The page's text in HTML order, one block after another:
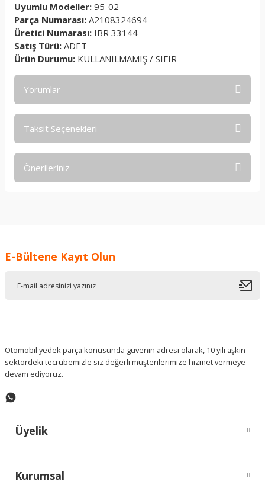
Uyumlu Modeller: 95-02
Parça Numarası: A2108324694
Üretici Numarası: IBR 33144
Satış Türü: ADET
Ürün Durumu: KULLANILMAMIŞ / SIFIR
Yorumlar
Taksit Seçenekleri
Önerileriniz
Ürün resmi kalitesiz, bozuk veya görüntülenemiyor.
E-Bültene Kayıt Olun
Otomobil yedek parça konusunda güvenin adresi olarak, 10 yılı aşkın
sektördeki tecrübemizle siz değerli müşterilerimize hizmet vermeye
devam ediyoruz.
Üyelik
Kurumsal